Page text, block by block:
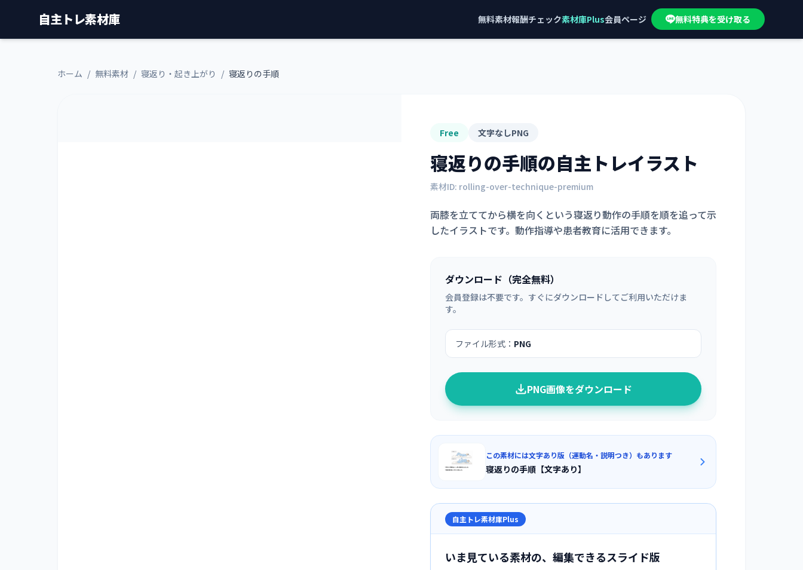
自主トレ素材庫 無料素材報酬チェック素材庫Plus会員ページ 無料特典を受け取る
ホーム / 無料素材 / 寝返り・起き上がり / 寝返りの手順
Free 文字なしPNG
寝返りの手順の自主トレイラスト
素材ID: rolling-over-technique-premium
両膝を立ててから横を向くという寝返り動作の手順を順を追って示
したイラストです。動作指導や患者教育に活用できます。
ダウンロード（完全無料）
会員登録は不要です。すぐにダウンロードしてご利用いただけま
す。
ファイル形式： PNG
PNG画像をダウンロード
この素材には文字あり版（運動名・説明つき）もあります
寝返りの手順【文字あり】
自主トレ素材庫Plus
いま見ている素材の、編集できるスライド版